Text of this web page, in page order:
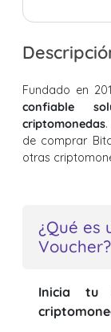
Fundado en
confiable
criptomonedas
de comprar
otras
¿Qué es
Voucher?
Inicia tu